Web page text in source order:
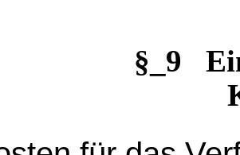
§_9